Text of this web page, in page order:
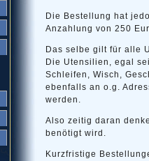
Die Bestellung hat
Anzahlung von 250
Das selbe gilt für alle
Die Utensilien, egal
Schleifen, Wisch,
ebenfalls an o.g.
werden.
Also zeitig daran
benötigt wird.
Kurzfristige